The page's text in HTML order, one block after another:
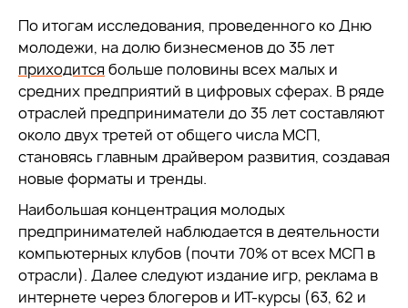
По итогам исследования, проведенного ко Дню
молодежи, на долю бизнесменов до 35 лет
приходится больше половины всех малых и
средних предприятий в цифровых сферах. В ряде
отраслей предприниматели до 35 лет составляют
около двух третей от общего числа МСП,
становясь главным драйвером развития, создавая
новые форматы и тренды.
Наибольшая концентрация молодых
предпринимателей наблюдается в деятельности
компьютерных клубов (почти 70% от всех МСП в
отрасли). Далее следуют издание игр, реклама в
интернете через блогеров и ИТ-курсы (63, 62 и